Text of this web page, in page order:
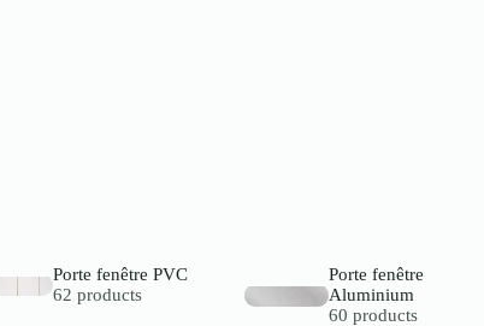
Porte fenêtre PVC
62 products
Porte fenêtre
Aluminium
60 products